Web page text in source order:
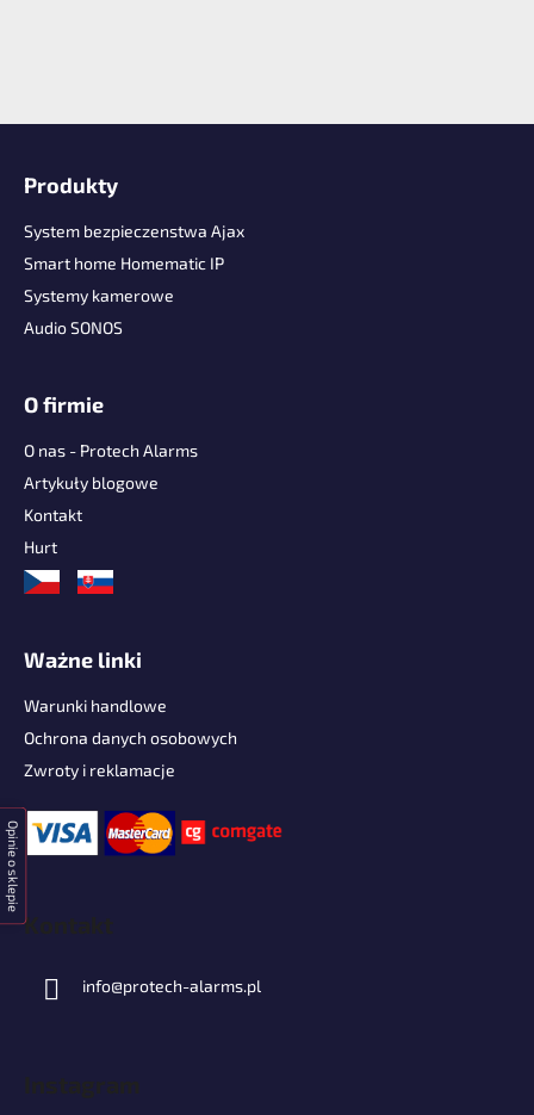
Opinie o sklepie
Produkty
System bezpieczenstwa Ajax
Smart home Homematic IP
Systemy kamerowe
Audio SONOS
O firmie
O nas - Protech Alarms
Artykuły blogowe
Kontakt
Hurt
Ważne linki
Warunki handlowe
Ochrona danych osobowych
Zwroty i reklamacje
Kontakt
info@protech-alarms.pl
Instagram